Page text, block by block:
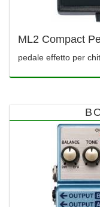
ML2 Compact
pedale effetto per